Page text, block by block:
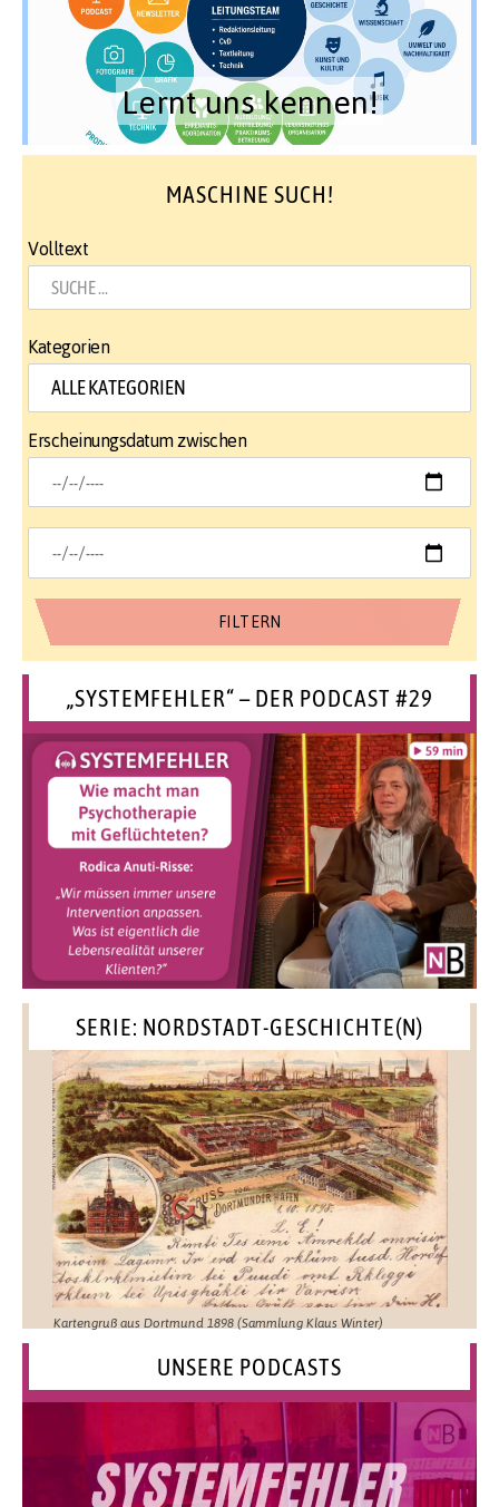
Lernt uns kennen!
MASCHINE SUCH!
Volltext
Kategorien
Erscheinungsdatum zwischen
„SYSTEMFEHLER“ – DER PODCAST #29
SERIE: NORDSTADT-GESCHICHTE(N)
Kartengruß aus Dortmund 1898 (Sammlung Klaus Winter)
UNSERE PODCASTS